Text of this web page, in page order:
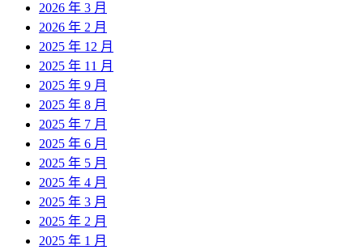
2026 年 3 月
2026 年 2 月
2025 年 12 月
2025 年 11 月
2025 年 9 月
2025 年 8 月
2025 年 7 月
2025 年 6 月
2025 年 5 月
2025 年 4 月
2025 年 3 月
2025 年 2 月
2025 年 1 月